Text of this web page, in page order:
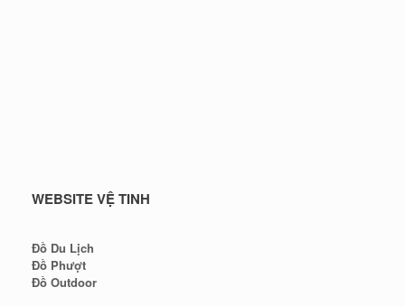
WEBSITE VỆ TINH
Đồ Du Lịch
Đồ Phượt
Đồ Outdoor